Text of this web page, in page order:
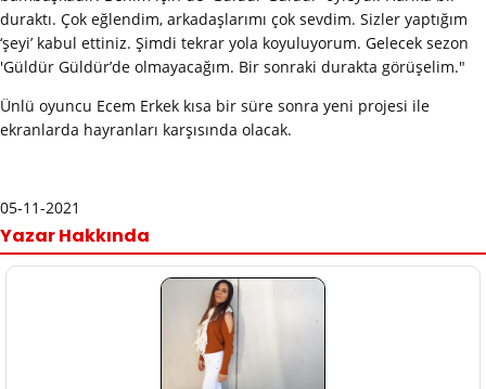
duraktı. Çok eğlendim, arkadaşlarımı çok sevdim. Sizler yaptığım
‘şeyi’ kabul ettiniz. Şimdi tekrar yola koyuluyorum. Gelecek sezon
'Güldür Güldür’de olmayacağım. Bir sonraki durakta görüşelim."
Ünlü oyuncu Ecem Erkek kısa bir süre sonra yeni projesi ile
ekranlarda hayranları karşısında olacak.
05-11-2021
Yazar Hakkında